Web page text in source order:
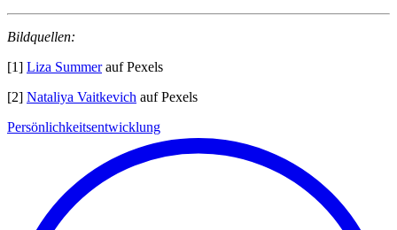
Bildquellen:
[1] Liza Summerauf Pexels
[2] Nataliya Vaitkevich auf Pexels
Persönlichkeitsentwicklung